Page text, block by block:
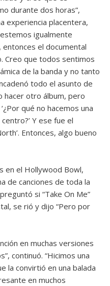
durante dos horas”,
experiencia placentera,
igualmente
el documental
Creo que todos sentimos
de la banda y no tanto
todo el asunto de
hacer otro álbum, pero
qué no hacemos una
Y ese fue el
Entonces, algo bueno
en el Hollywood Bowl,
de canciones de toda la
si “Take On Me”
se rió y dijo “Pero por
en muchas versiones
continuó. “Hicimos una
la convirtió en una balada
en muchos